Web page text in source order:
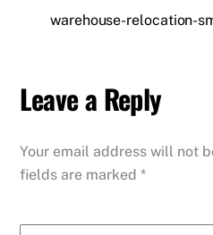
warehouse-relocation-
Leave a Reply
Your email address will not
fields are marked*